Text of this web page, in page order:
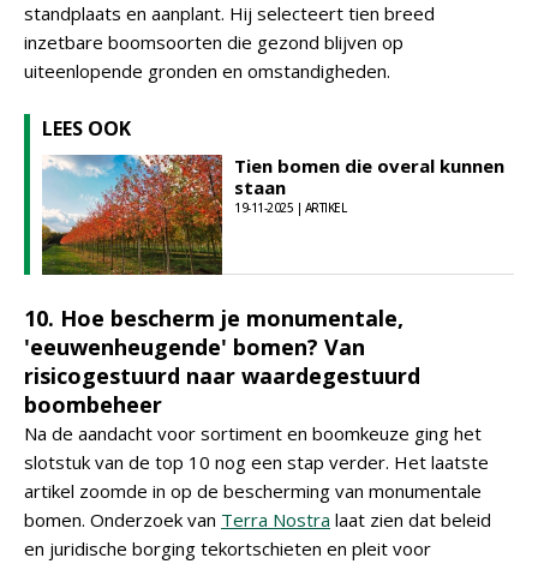
standplaats en aanplant. Hij selecteert tien breed
inzetbare boomsoorten die gezond blijven op
uiteenlopende gronden en omstandigheden.
LEES OOK
Tien bomen die overal kunnen
staan
19-11-2025 | ARTIKEL
10. Hoe bescherm je monumentale,
'eeuwenheugende' bomen? Van
risicogestuurd naar waardegestuurd
boombeheer
Na de aandacht voor sortiment en boomkeuze ging het
slotstuk van de top 10 nog een stap verder. Het laatste
artikel zoomde in op de bescherming van monumentale
bomen. Onderzoek van Terra Nostra laat zien dat beleid
en juridische borging tekortschieten en pleit voor